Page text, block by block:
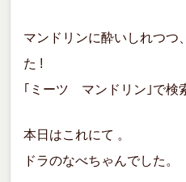
マンドリンに酔いしれつつ
た !
｢ミーツ マンドリン｣で検
本日はこれにて 。
ドラのなべちゃんでした。